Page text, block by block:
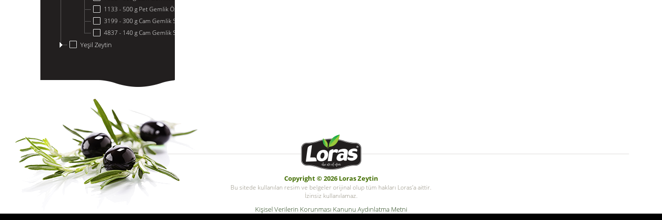
1133 - 500 g Pet Gemlik Özel
3199 - 300 g Cam Gemlik Süper Zeytin
4837 - 140 g Cam Gemlik Siyah Zeytin
Yeşil Zeytin
Copyright © 2026 Loras Zeytin
Bu sitede kullanılan resim ve belgeler orijinal olup tüm hakları Loras’a aittir.
İzinsiz kullanılamaz.
Kişisel Verilerin Korunması Kanunu Aydınlatma Metni